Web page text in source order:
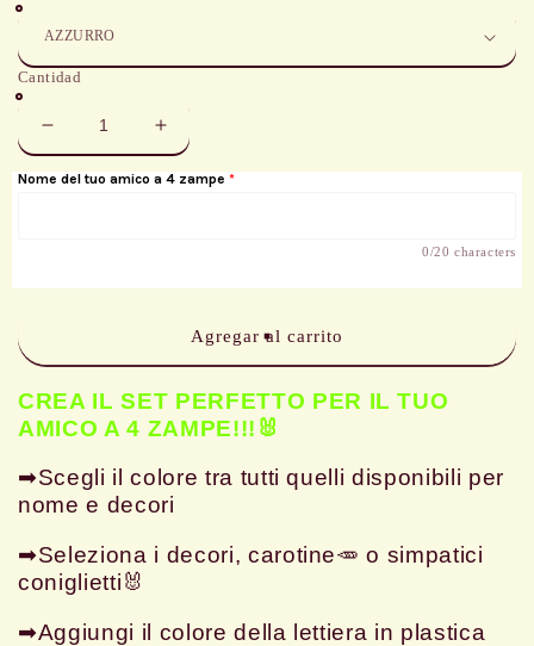
Cantidad
Reducir
cantidad
para
CONIGLI
Aumentar
cantidad
para
CONIGLI
Nome del tuo amico a 4 zampe
0/20 characters
Agregar al carrito
CREA IL SET PERFETTO PER IL TUO
AMICO A 4 ZAMPE!!!🐰
➡Scegli il colore tra tutti quelli disponibili per
nome e decori
➡Seleziona i decori, carotine🥕 o simpatici
coniglietti🐰
➡Aggiungi il colore della lettiera in plastica